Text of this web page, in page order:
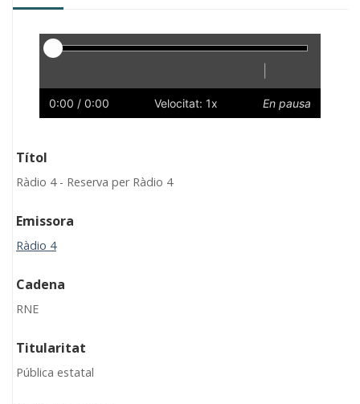
Reproductor
Lent
0:00 / 0:00 Velocitat: 1x En pausa
Títol
Ràdio 4 - Reserva per Ràdio 4
Emissora
Ràdio 4
Cadena
RNE
Titularitat
Pública estatal